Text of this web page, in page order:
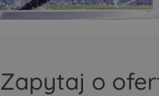
Zapytaj o